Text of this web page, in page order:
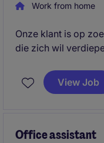
Work from home
Onze klant is op
die zich wil
omgeving. Je
dossiers, adviseert
View Job
Office assistant